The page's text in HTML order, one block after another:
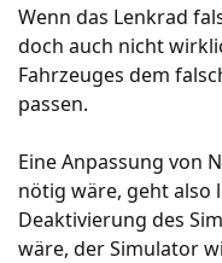
Wenn das Lenkrad
doch auch nicht
Fahrzeuges dem
passen.
Eine Anpassung von
nötig wäre, geht also
Deaktivierung des
wäre, der Simulator